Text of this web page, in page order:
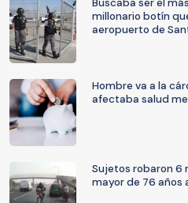
Buscaba ser el
millonario botín
aeropuerto de
Hombre va a la
afectaba salud
Sujetos robaron 6
mayor de 76 años